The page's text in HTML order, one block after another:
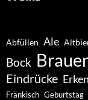
Abfüllen Ale
Bock
Eindrücke
Fränkisch Geburtstag